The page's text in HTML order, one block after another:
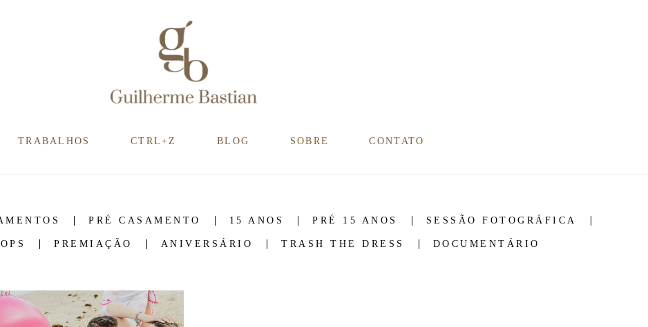
TRABALHOS CTRL+Z BLOG SOBRE CONTATO
PRÉ CASAMENTO 15 ANOS PRÉ 15 ANOS SESSÃO FOTOGRÁFICA
PREMIAÇÃO ANIVERSÁRIO TRASH THE DRESS DOCUMENTÁRIO